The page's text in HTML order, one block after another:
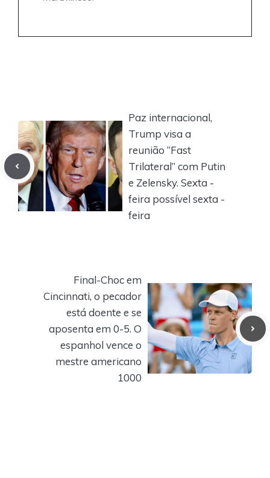
Paz internacional,
Trump visa a
reunião “Fast
Trilateral” com Putin
e Zelensky. Sexta -
feira possível sexta -
feira
Final-Choc em
Cincinnati, o pecador
está doente e se
aposenta em 0-5. O
espanhol vence o
mestre americano
1000